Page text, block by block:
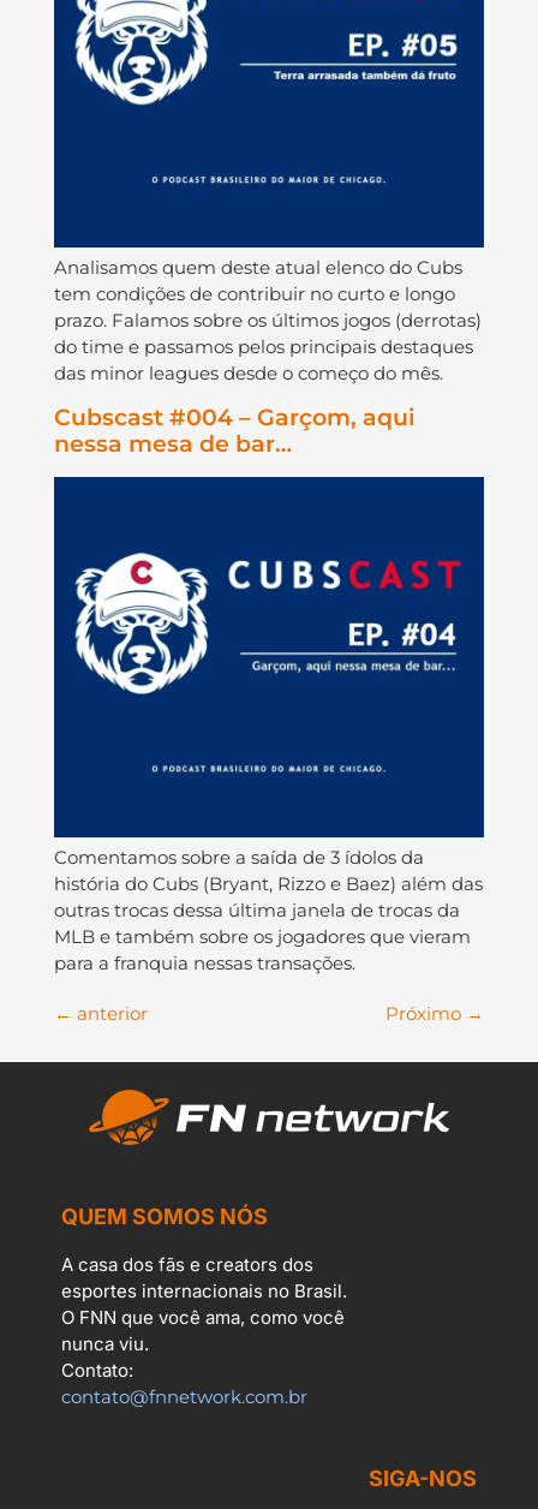
Analisamos quem deste atual elenco do Cubs
tem condições de contribuir no curto e longo
prazo. Falamos sobre os últimos jogos (derrotas)
do time e passamos pelos principais destaques
das minor leagues desde o começo do mês.
Cubscast #004 – Garçom, aqui
nessa mesa de bar…
Comentamos sobre a saída de 3 ídolos da
história do Cubs (Bryant, Rizzo e Baez) além das
outras trocas dessa última janela de trocas da
MLB e também sobre os jogadores que vieram
para a franquia nessas transações.
← anterior Próximo →
QUEM SOMOS NÓS
A casa dos fãs e creators dos
esportes internacionais no Brasil.
O FNN que você ama, como você
nunca viu.
Contato:
contato@fnnetwork.com.br
SIGA-NOS